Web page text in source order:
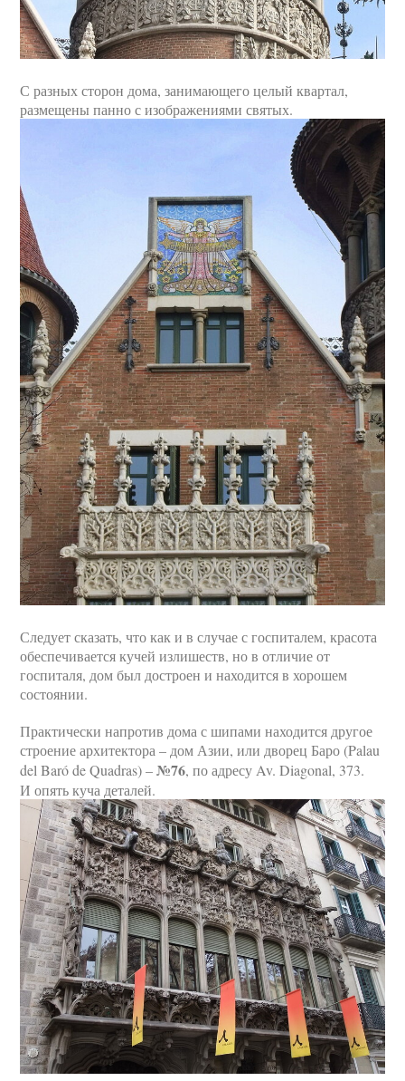
С разных сторон дома, занимающего целый квартал,
размещены панно с изображениями святых.
Следует сказать, что как и в случае с госпиталем, красота
обеспечивается кучей излишеств, но в отличие от
госпиталя, дом был достроен и находится в хорошем
состоянии.
Практически напротив дома с шипами находится другое
строение архитектора – дом Азии, или дворец Баро (Palau
del Baró de Quadras) –№76, по адресу Av. Diagonal, 373.
И опять куча деталей.